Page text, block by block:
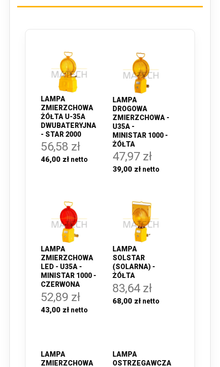
LAMPA
ZMIERZCHOWA
ŻÓŁTA U-35A
DWUBATERYJNA
- STAR 2000
56,58 zł
46,00 zł
LAMPA
DROGOWA
ZMIERZCHOWA -
U35A -
MINISTAR 1000 -
ŻÓŁTA
47,97 zł
39,00 zł
LAMPA
ZMIERZCHOWA
LED - U35A -
MINISTAR 1000 -
CZERWONA
52,89 zł
43,00 zł
LAMPA
SOLSTAR
(SOLARNA) -
ŻÓŁTA
83,64 zł
68,00 zł
LAMPA
ZMIERZCHOWA
LAMPA
OSTRZEGAWCZA